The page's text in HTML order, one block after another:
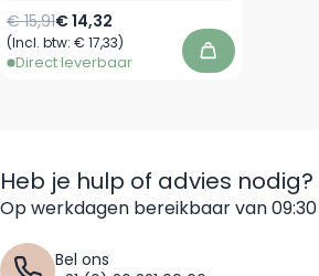
Speciale prijs
€ 14,32
Normale prijs
€ 15,91
(Incl. btw: € 17,33)
Direct leverbaar In winkelwagen
Heb je hulp of advies nodig?
Op werkdagen bereikbaar van 09:30
Bel ons